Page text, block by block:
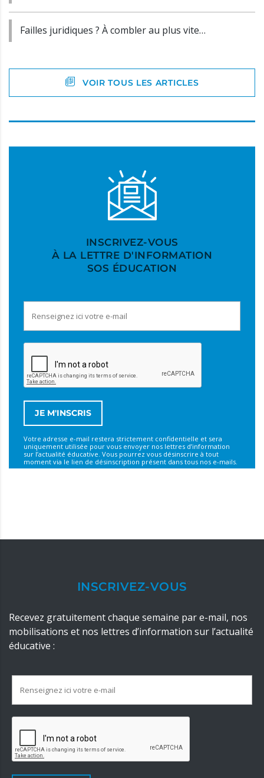
Failles juridiques ? À combler au plus vite…
VOIR TOUS LES ARTICLES
INSCRIVEZ-VOUS
À LA LETTRE D'INFORMATION
SOS ÉDUCATION
Votre adresse e-mail restera strictement confidentielle et sera
uniquement utilisée pour vous envoyer nos lettres d’information
sur l’actualité éducative. Vous pourrez vous désinscrire à tout
moment via le lien de désinscription présent dans tous nos e-mails.
INSCRIVEZ-VOUS
Recevez gratuitement chaque semaine par e-mail, nos
mobilisations et nos lettres d’information sur l’actualité
éducative :